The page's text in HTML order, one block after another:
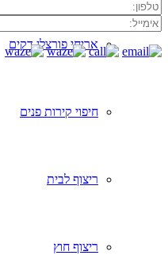
אריחי פורצלן דקים
חיפוי קירות פנים
ריצוף לבית
ריצוף חוץ